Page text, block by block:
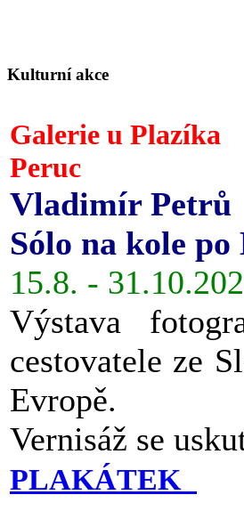
Kulturní akce
Galerie u Plazíka
Peruc
Vladimír Petrů
Sólo na kole po
15.8. -
Výstava
cestovatele ze
Evropě.
Vernisáž se
PLAKÁTEK